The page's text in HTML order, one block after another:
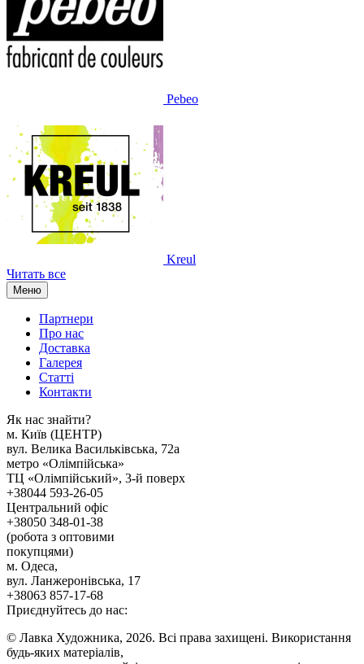
Pebeo
Kreul
Читать все
Меню
Партнери
Про нас
Доставка
Галерея
Статтi
Контакти
Як наc знайти?
м. Киïв (ЦЕНТР)
вул. Велика Васильківська, 72а
метро «Олімпійська»
ТЦ «Олімпійський», 3-й поверх
+38044 593-26-05
Центральний офіс
+38050 348-01-38
(робота з оптовими
покупцями)
м. Одеса,
вул. Ланжеронівська, 17
+38063 857-17-68
Приєднуйтесь до нас:
© Лавка Художника, 2026. Всі права захищені. Використання
будь-яких матеріалів,